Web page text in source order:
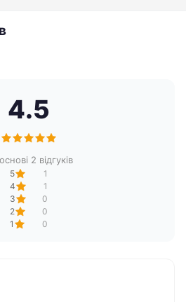
4.5
2 відгуків
5
1
4
1
3
0
2
0
1
0